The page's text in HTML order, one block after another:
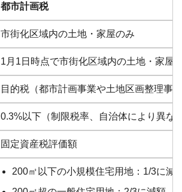
都市計画税
市街化区域内の土地・家屋のみ
1月1日時点で市街化区域内の土地・家屋
目的税（都市計画事業や土地区画整理事
0.3%以下（制限税率、自治体により異な
固定資産税評価額
200㎡以下の小規模住宅用地：1/3に減